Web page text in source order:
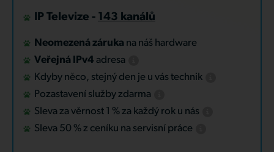
IP Televize - 143 kanálů
Neomezená záruka na náš hardware
Veřejná IPv4 adresa
Kdyby něco, stejný den je u vás technik
Pozastavení služby zdarma
Sleva za věrnost 1 % za každý rok u nás
Sleva 50 % z ceníku na servisní práce